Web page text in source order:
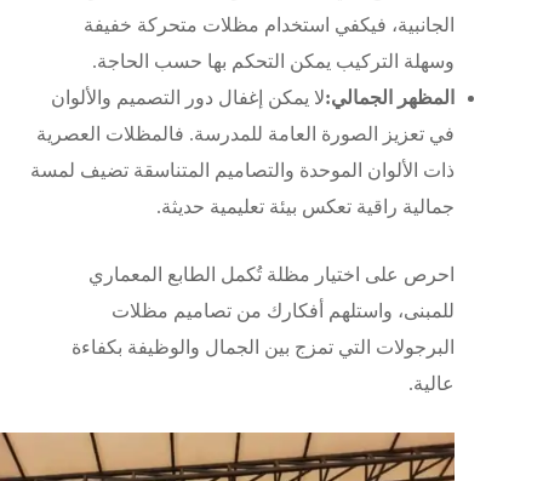
الجانبية، فيكفي استخدام مظلات متحركة خفيفة
وسهلة التركيب يمكن التحكم بها حسب الحاجة.
المظهر الجمالي:لا يمكن إغفال دور التصميم والألوان
في تعزيز الصورة العامة للمدرسة. فالمظلات العصرية
ذات الألوان الموحدة والتصاميم المتناسقة تضيف لمسة
جمالية راقية تعكس بيئة تعليمية حديثة.
احرص على اختيار مظلة تُكمل الطابع المعماري
للمبنى، واستلهم أفكارك من تصاميم مظلات
البرجولات التي تمزج بين الجمال والوظيفة بكفاءة
عالية.